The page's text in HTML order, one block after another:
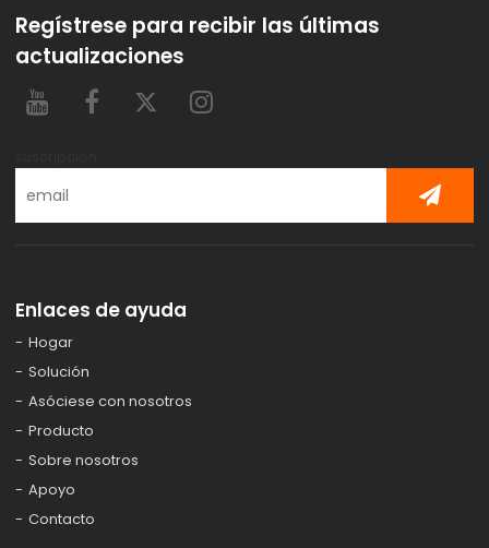
Regístrese para recibir las últimas
actualizaciones
Enlaces de ayuda
Hogar
Solución
Asóciese con nosotros
Producto
Sobre nosotros
Apoyo
Contacto